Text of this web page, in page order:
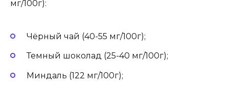
мг/100г):
Чёрный чай (40-55 мг/100г);
Темный шоколад (25-40 мг/100г);
Миндаль (122 мг/100г);